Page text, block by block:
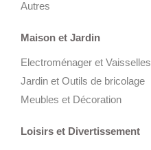
Autres
Maison et Jardin
Electroménager et Vaisselles
Jardin et Outils de bricolage
Meubles et Décoration
Loisirs et Divertissement